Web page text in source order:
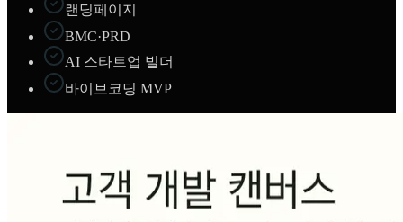
랜딩페이지
BMC·PRD
AI 스타트업 빌더
바이브코딩 MVP